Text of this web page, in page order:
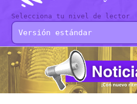
Selecciona tu nivel de lector